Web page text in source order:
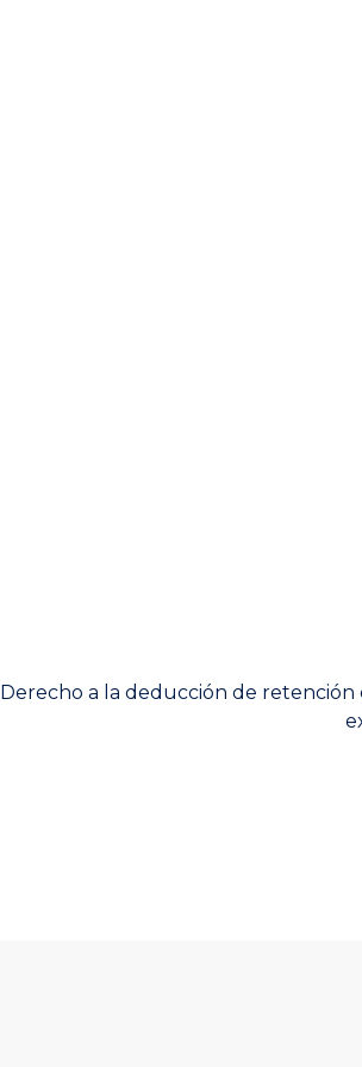
Next
Derecho a la deducción de